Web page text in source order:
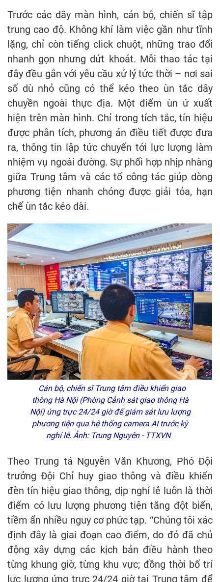
Trước các dãy màn hình, cán bộ, chiến sĩ tập
trung cao độ. Không khí làm việc gần như tĩnh
lặng, chỉ còn tiếng click chuột, những trao đổi
nhanh gọn nhưng dứt khoát. Mỗi thao tác tại
đây đều gắn với yêu cầu xử lý tức thời – nơi sai
số dù nhỏ cũng có thể kéo theo ùn tắc dây
chuyền ngoài thực địa. Một điểm ùn ứ xuất
hiện trên màn hình. Chỉ trong tích tắc, tín hiệu
được phân tích, phương án điều tiết được đưa
ra, thông tin lập tức chuyển tới lực lượng làm
nhiệm vụ ngoài đường. Sự phối hợp nhịp nhàng
giữa Trung tâm và các tổ công tác giúp dòng
phương tiện nhanh chóng được giải tỏa, hạn
chế ùn tắc kéo dài.
Cán bộ, chiến sĩ Trung tâm điều khiển giao
thông Hà Nội (Phòng Cảnh sát giao thông Hà
Nội) ứng trực 24/24 giờ để giám sát lưu lượng
phương tiện qua hệ thống camera AI trước kỳ
nghỉ lễ. Ảnh: Trung Nguyên - TTXVN
Theo Trung tá Nguyễn Văn Khương, Phó Đội
trưởng Đội Chỉ huy giao thông và điều khiển
đèn tín hiệu giao thông, dịp nghỉ lễ luôn là thời
điểm có lưu lượng phương tiện tăng đột biến,
tiềm ẩn nhiều nguy cơ phức tạp. “Chúng tôi xác
định đây là giai đoạn cao điểm, do đó đã chủ
động xây dựng các kịch bản điều hành theo
từng khung giờ, từng khu vực; đồng thời bố trí
lực lượng ứng trực 24/24 giờ tại Trung tâm để